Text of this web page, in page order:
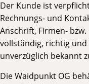
Der Kunde ist
Rechnungs- und
Anschrift, Firmen-
vollständig, richtig
unverzüglich bekannt
Die Waidpunkt OG